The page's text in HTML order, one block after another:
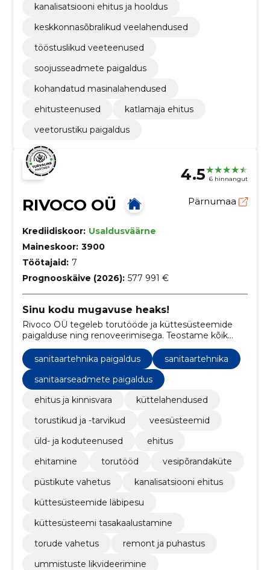
kanalisatsiooni ehitus ja hooldus
keskkonnasõbralikud veelahendused
tööstuslikud veeteenused
soojusseadmete paigaldus
kohandatud masinalahendused
ehitusteenused
katlamaja ehitus
veetorustiku paigaldus
4.5 6 hinnangut
RIVOCO OÜ Pärnumaa
Krediidiskoor: Usaldusväärne
Maineskoor: 3900
Töötajaid: 7
Prognooskäive (2026): 577 991 €
Sinu kodu mugavuse heaks!
Rivoco OÜ tegeleb torutööde ja küttesüsteemide
paigalduse ning renoveerimisega. Teostame kõik
torutööd, vee ja kanalisatsioonitööd
sanitaartehnika paigaldus
sanitaartehnika
sanitaarseadmete paigaldus
ehitus ja kinnisvara
küttelahendused
torustikud ja -tarvikud
veesüsteemid
üld- ja koduteenused
ehitus
ehitamine
torutööd
vesipõrandaküte
püstikute vahetus
kanalisatsiooni ehitus
küttesüsteemide läbipesu
küttesüsteemi tasakaalustamine
torude vahetus
remont ja puhastus
ummistuste likvideerimine